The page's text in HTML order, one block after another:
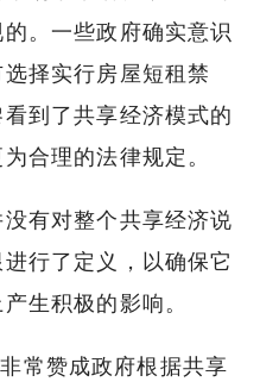
。一些政府确实意识
择实行房屋短租禁
到了共享经济模式的
合理的法律规定。
有对整个共享经济说
行了定义，以确保它
生积极的影响。
赞成政府根据共享